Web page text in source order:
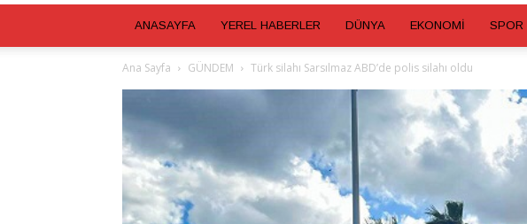
ANASAYFA YEREL HABERLER DÜNYA EKONOMİ SPOR
Ana Sayfa GÜNDEM Türk silahı Sarsılmaz ABD’de polis silahı oldu